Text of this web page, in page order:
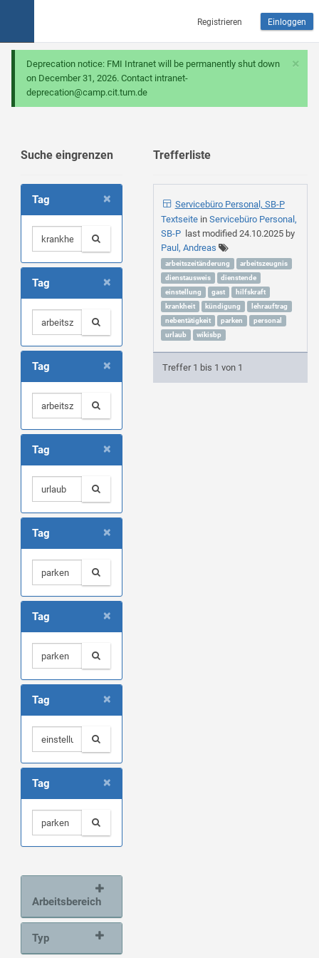
Registrieren Einloggen
×
Deprecation notice: FMI Intranet will be permanently shut down
on December 31, 2026. Contact intranet-
deprecation@camp.cit.tum.de
Suche eingrenzen
×
Tag
×
Tag
×
Tag
×
Tag
×
Tag
×
Tag
×
Tag
×
Tag
Arbeitsbereich
Typ
Trefferliste
Servicebüro Personal, SB-P
Textseite in Servicebüro Personal,
SB-Plast modified 24.10.2025by
Paul, Andreas
arbeitszeitänderung
arbeitszeugnis
dienstausweis
dienstende
einstellung
gast
hilfskraft
krankheit
kündigung
lehrauftrag
nebentätigkeit
parken
personal
urlaub
wikisbp
Treffer 1 bis 1 von 1